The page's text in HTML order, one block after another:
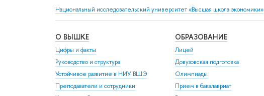
Национальный исследовательский университет «Высшая школа экономики»
О ВЫШКЕ
Цифры и факты
Руководство и структура
Устойчивое развитие в НИУ ВШЭ
Преподаватели и сотрудники
ОБРАЗОВАНИЕ
Лицей
Довузовская подготовка
Олимпиады
Прием в бакалавриат